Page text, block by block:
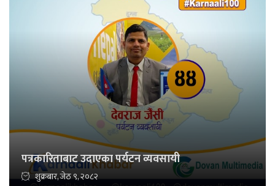
पत्रकारिताबाट उदाएका पर्यटन व्यवसायी
शुक्रबार, जेठ ९, २०८२